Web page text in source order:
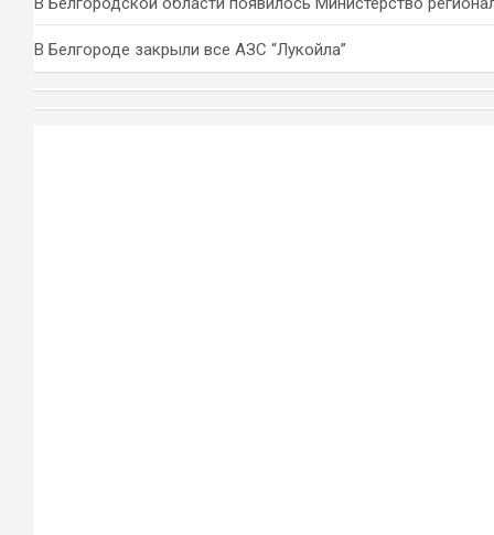
В Белгороде закрыли все АЗС “Лукойла”